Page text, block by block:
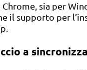
Chrome, sia per
il supporto per
a